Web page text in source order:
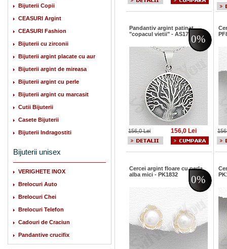
Bijuterii Copii
CEASURI Argint
CEASURI Fashion
Bijuterii cu zirconii
Bijuterii argint placate cu aur
Bijuterii argint de mireasa
Bijuterii argint cu perle
Bijuterii argint cu marcasit
Cutii Bijuterii
Casete Bijuterii
Bijuterii Indragostiti
Bijuterii unisex
VERIGHETE INOX
Brelocuri Auto
Brelocuri Chei
Brelocuri Telefon
Cadouri de Craciun
Pandantive crucifix
Pandantiv argint patinat
"copacul vietii" - AS173 0%
156,0 Lei 156,0 Lei
Cercei argint floare cu perla
alba mici - PK1832
0%